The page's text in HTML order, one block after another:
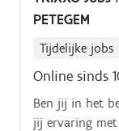
PETEGEM
Tijdelijke jobs
Online sinds
Ben jij in het
jij ervaring